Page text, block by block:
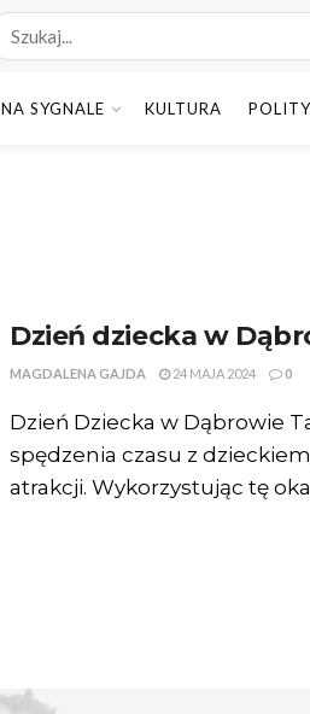
NA SYGNALE KULTURA
Dzień dziecka w
MAGDALENA GAJDA 24 MAJA 2024 0
Dzień Dziecka w Dąbrowie
spędzenia czasu z
atrakcji. Wykorzystując tę